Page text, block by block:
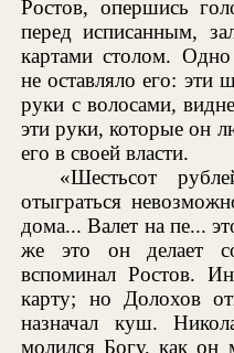
Ростов, опершись
перед исписанным,
картами столом. Одно
не оставляло его: эти
руки с волосами,
эти руки, которые он
его в своей власти.
«Шестьсот
отыграться
дома... Валет на пе...
же это он делает
вспоминал Ростов.
карту; но Долохов
назначал куш.
молился Богу, как он